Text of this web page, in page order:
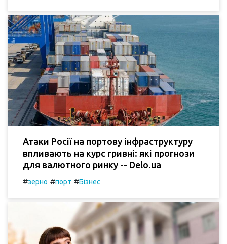
Атаки Росії на портову інфраструктуру
впливають на курс гривні: які прогнози
для валютного ринку -- Delo.ua
#зерно #порт #Бізнес